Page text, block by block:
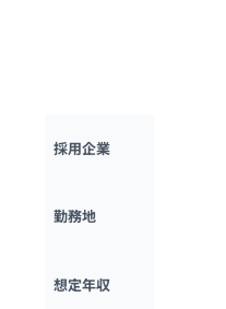
採用企業
勤務地
想定年収